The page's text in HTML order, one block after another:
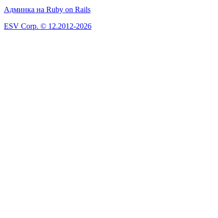
Админка на Ruby on Rails
ESV Corp. © 12.2012-2026